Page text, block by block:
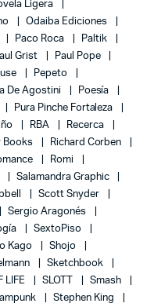
Ligera
Odaiba Ediciones
Paco Roca
Paltik
Grist
Paul Pope
Pepeto
De Agostini
Poesía
Pura Pinche Fortaleza
RBA
Recerca
Books
Richard Corben
Romi
Salamandra Graphic
Scott Snyder
Sergio Aragonés
SextoPiso
Kago
Shojo
Sketchbook
LIFE SLOTT
Smash
Stephen King